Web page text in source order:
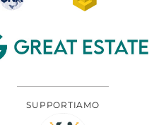
SUPPORTIAMO